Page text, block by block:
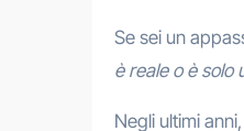
Se sei un
è reale o è solo
Negli ultimi anni,